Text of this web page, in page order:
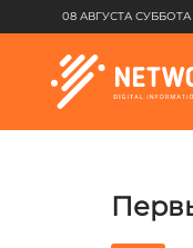
08 АВГУСТА СУББОТА